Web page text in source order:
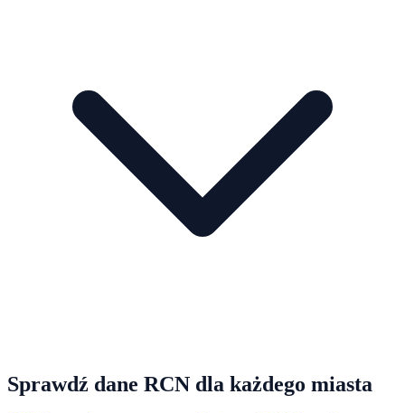
Sprawdź dane RCN dla każdego miasta